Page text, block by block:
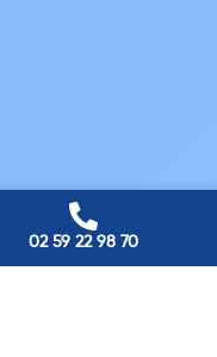
02 59 22 98 70